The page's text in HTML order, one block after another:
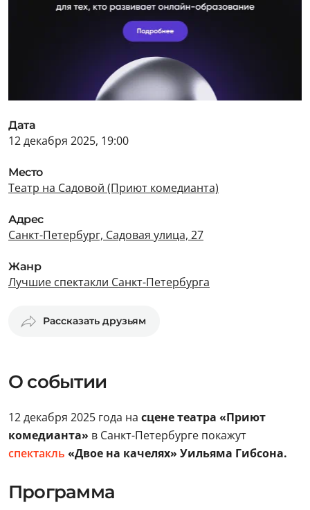
Дата
12 декабря 2025, 19:00
Место
Театр на Садовой (Приют комедианта)
Адрес
Санкт-Петербург, Садовая улица, 27
Жанр
Лучшие спектакли Санкт-Петербурга
Рассказать друзьям
О событии
12 декабря 2025 года на сцене театра «Приют
комедианта» в Санкт-Петербурге покажут
спектакль «Двое на качелях» Уильяма Гибсона.
Программа